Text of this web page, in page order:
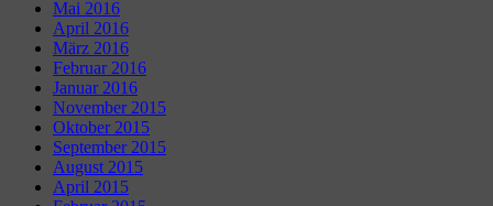
Mai 2016
April 2016
März 2016
Februar 2016
Januar 2016
November 2015
Oktober 2015
September 2015
August 2015
April 2015